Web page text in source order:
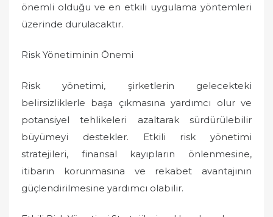
önemli olduğu ve en etkili uygulama yöntemleri
üzerinde durulacaktır.
Risk Yönetiminin Önemi
Risk yönetimi, şirketlerin gelecekteki
belirsizliklerle başa çıkmasına yardımcı olur ve
potansiyel tehlikeleri azaltarak sürdürülebilir
büyümeyi destekler. Etkili risk yönetimi
stratejileri, finansal kayıpların önlenmesine,
itibarın korunmasına ve rekabet avantajının
güçlendirilmesine yardımcı olabilir.